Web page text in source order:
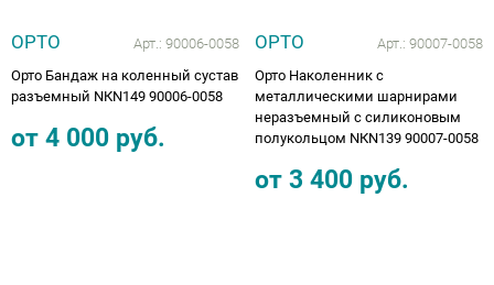
ОРТО Арт.: 90006-0058
Орто Бандаж на коленный сустав
разъемный NКN149 90006-0058
от 4 000 руб.
ОРТО Арт.: 90007-0058
Орто Наколенник с
металлическими шарнирами
неразъемный с силиконовым
полукольцом NКN139 90007-0058
от 3 400 руб.